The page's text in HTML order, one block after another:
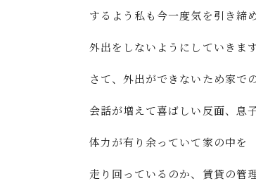
するよう私も今一度気を引き締
外出をしないようにしていきます
さて、外出ができないため家で
会話が増えて喜ばしい反面、息
体力が有り余っていて家の中を
走り回っているのか、賃貸の管